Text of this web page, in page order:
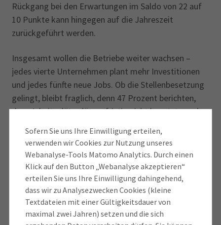
Sofern Sie uns Ihre Einwilligung erteilen,
verwenden wir Cookies zur Nutzung unseres
Webanalyse-Tools Matomo Analytics. Durch einen
Klick auf den Button „Webanalyse akzeptieren“
erteilen Sie uns Ihre Einwilligung dahingehend,
dass wir zu Analysezwecken Cookies (kleine
Textdateien mit einer Gültigkeitsdauer von
maximal zwei Jahren) setzen und die sich
Rückgang bei den Erwartungen im Saldo von 22 auf
10 Punkte kann hingegen auf die Jahreszeit
zurückgeführt werden.
Insgesamt wollen die Betriebe weiter wachsen –
jedes vierte Unternehmen plant mehr Investitionen
und jedes fünfte neue Jobs. Ob die Stellenbesetzung
gelingt, bleibt fraglich, denn 47 Prozent berichten,
dass Arbeitsplätze längerfristig nicht besetzt werden
der Befragten als Geschäftsrisiko genannt. Über die
Hälfte der Unternehmen sorgt sich zudem um die
Wirtschaftspolitik.
„Damit die Betriebe weiter auf der Erfolgswelle
bleiben, brauchen wir schnellstmöglich eine
handlungsfähige Bundesregierung. Gerade als